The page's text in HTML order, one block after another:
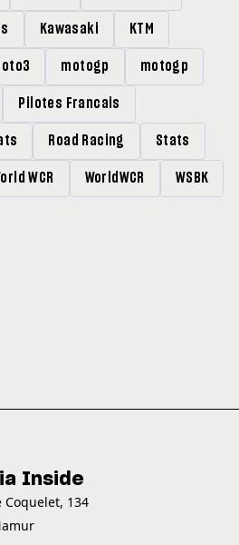
Kawasaki KTM
motogp motogp
Pilotes Francais
Road Racing Stats
WCR WorldWCR WSBK
Inside
Coquelet, 134